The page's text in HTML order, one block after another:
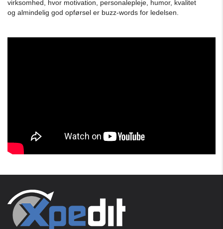
virksomhed, hvor motivation, personalepleje, humor, kvalitet
og almindelig god opførsel er buzz-words for ledelsen.